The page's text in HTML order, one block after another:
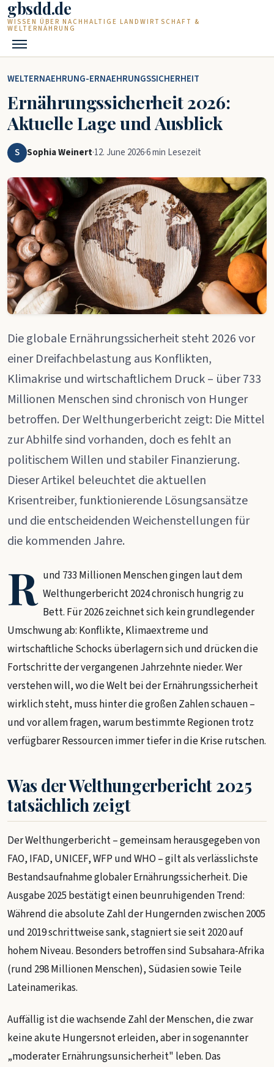
Zum Hauptinhalt springen
gbsdd.de
WISSEN ÜBER NACHHALTIGE LANDWIRTSCHAFT &
WELTERNÄHRUNG
WELTERNAEHRUNG-ERNAEHRUNGSSICHERHEIT
Ernährungssicherheit 2026:
Aktuelle Lage und Ausblick
S Sophia Weinert·12. June 2026·6 min Lesezeit
Die globale Ernährungssicherheit steht 2026 vor
einer Dreifachbelastung aus Konflikten,
Klimakrise und wirtschaftlichem Druck – über 733
Millionen Menschen sind chronisch von Hunger
betroffen. Der Welthungerbericht zeigt: Die Mittel
zur Abhilfe sind vorhanden, doch es fehlt an
politischem Willen und stabiler Finanzierung.
Dieser Artikel beleuchtet die aktuellen
Krisentreiber, funktionierende Lösungsansätze
und die entscheidenden Weichenstellungen für
die kommenden Jahre.
R und 733 Millionen Menschen gingen laut dem
Welthungerbericht 2024 chronisch hungrig zu
Bett. Für 2026 zeichnet sich kein grundlegender
Umschwung ab: Konflikte, Klimaextreme und
wirtschaftliche Schocks überlagern sich und drücken die
Fortschritte der vergangenen Jahrzehnte nieder. Wer
verstehen will, wo die Welt bei der Ernährungssicherheit
wirklich steht, muss hinter die großen Zahlen schauen –
und vor allem fragen, warum bestimmte Regionen trotz
verfügbarer Ressourcen immer tiefer in die Krise rutschen.
Was der Welthungerbericht 2025
tatsächlich zeigt
Der Welthungerbericht – gemeinsam herausgegeben von
FAO, IFAD, UNICEF, WFP und WHO – gilt als verlässlichste
Bestandsaufnahme globaler Ernährungssicherheit. Die
Ausgabe 2025 bestätigt einen beunruhigenden Trend:
Während die absolute Zahl der Hungernden zwischen 2005
und 2019 schrittweise sank, stagniert sie seit 2020 auf
hohem Niveau. Besonders betroffen sind Subsahara-Afrika
(rund 298 Millionen Menschen), Südasien sowie Teile
Lateinamerikas.
Auffällig ist die wachsende Zahl der Menschen, die zwar
keine akute Hungersnot erleiden, aber in sogenannter
„moderater Ernährungsunsicherheit" leben. Das